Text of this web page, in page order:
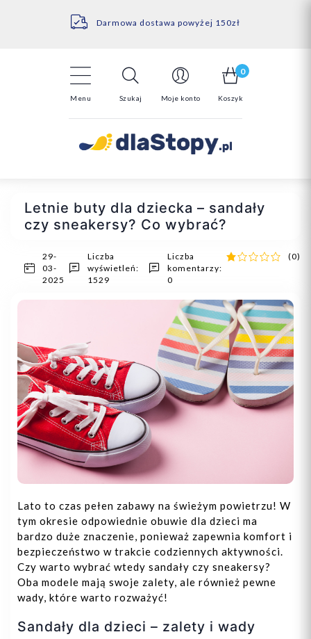
Darmowa dostawa powyżej 150zł
14 Dni na darmowy zwrot*
Menu Szukaj Moje konto
0
Koszyk
Letnie buty dla dziecka – sandały
czy sneakersy? Co wybrać?
29-
03-
2025
Liczba
wyświetleń:
1529
Liczba
komentarzy:
0
(0)
Lato to czas pełen zabawy na świeżym powietrzu! W
tym okresie odpowiednie obuwie dla dzieci ma
bardzo duże znaczenie, ponieważ zapewnia komfort i
bezpieczeństwo w trakcie codziennych aktywności.
Czy warto wybrać wtedy sandały czy sneakersy?
Oba modele mają swoje zalety, ale również pewne
wady, które warto rozważyć!
Sandały dla dzieci – zalety i wady